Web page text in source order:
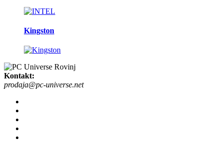
Kingston
Kontakt:
prodaja@pc-universe.net